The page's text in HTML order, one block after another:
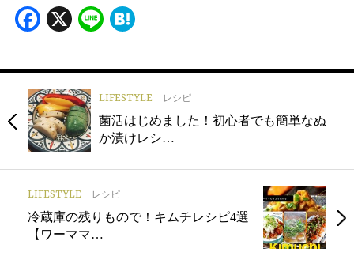
Facebook
X Line
LIFESTYLE レシピ
菌活はじめました！初心者でも簡単なぬ
か漬けレシ…
LIFESTYLE レシピ
冷蔵庫の残りもので！キムチレシピ4選
【ワーママ…